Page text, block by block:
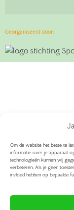
Om de website het beste te
informatie over je apparaat
technologieën kunnen wij
verbeteren. Als je geen
invloed hebben op bepaalde
Georganiseerd door: